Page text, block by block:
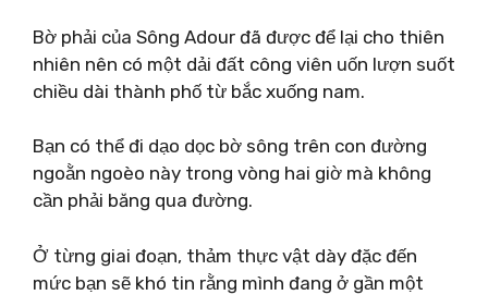
Bờ phải của Sông Adour đã được để lại cho thiên
nhiên nên có một dải đất công viên uốn lượn suốt
chiều dài thành phố từ bắc xuống nam.
Bạn có thể đi dạo dọc bờ sông trên con đường
ngoằn ngoèo này trong vòng hai giờ mà không
cần phải băng qua đường.
Ở từng giai đoạn, thảm thực vật dày đặc đến
mức bạn sẽ khó tin rằng mình đang ở gần một